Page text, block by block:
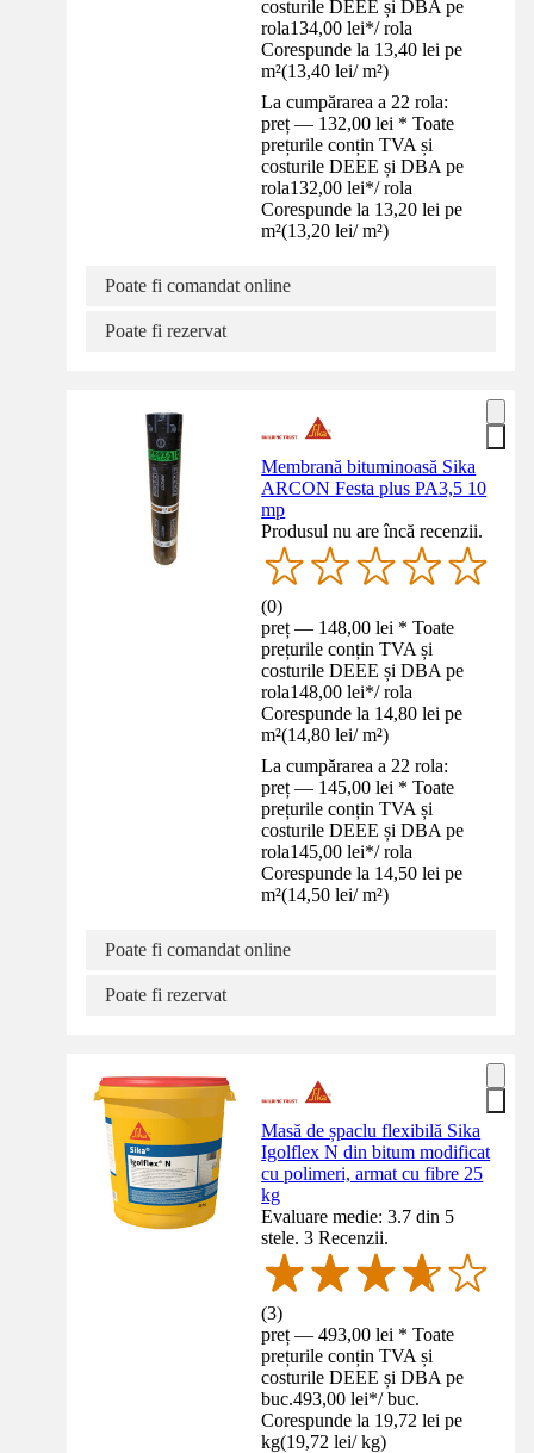
costurile DEEE și DBA pe
rola134,00 lei*/ rola
Corespunde la 13,40 lei pe
m²(13,40 lei/ m²)
La cumpărarea a 22 rola:
preț — 132,00 lei * Toate
prețurile conțin TVA și
costurile DEEE și DBA pe
rola132,00 lei*/ rola
Corespunde la 13,20 lei pe
m²(13,20 lei/ m²)
Poate fi comandat online
Poate fi rezervat
Membrană bituminoasă Sika
ARCON Festa plus PA3,5 10
mp
Produsul nu are încă recenzii.
(0)
preț — 148,00 lei * Toate
prețurile conțin TVA și
costurile DEEE și DBA pe
rola148,00 lei*/ rola
Corespunde la 14,80 lei pe
m²(14,80 lei/ m²)
La cumpărarea a 22 rola:
preț — 145,00 lei * Toate
prețurile conțin TVA și
costurile DEEE și DBA pe
rola145,00 lei*/ rola
Corespunde la 14,50 lei pe
m²(14,50 lei/ m²)
Poate fi comandat online
Poate fi rezervat
Masă de șpaclu flexibilă Sika
Igolflex N din bitum modificat
cu polimeri, armat cu fibre 25
kg
Evaluare medie: 3.7 din 5
stele. 3 Recenzii.
(3)
preț — 493,00 lei * Toate
prețurile conțin TVA și
costurile DEEE și DBA pe
buc.493,00 lei*/ buc.
Corespunde la 19,72 lei pe
kg(19,72 lei/ kg)